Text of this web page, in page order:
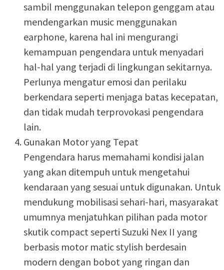
sambil menggunakan telepon genggam atau
mendengarkan music menggunakan
earphone, karena hal ini mengurangi
kemampuan pengendara untuk menyadari
hal-hal yang terjadi di lingkungan sekitarnya.
Perlunya mengatur emosi dan perilaku
berkendara seperti menjaga batas kecepatan,
dan tidak mudah terprovokasi pengendara
lain.
Gunakan Motor yang Tepat
Pengendara harus memahami kondisi jalan
yang akan ditempuh untuk mengetahui
kendaraan yang sesuai untuk digunakan. Untuk
mendukung mobilisasi sehari-hari, masyarakat
umumnya menjatuhkan pilihan pada motor
skutik compact seperti Suzuki Nex II yang
berbasis motor matic stylish berdesain
modern dengan bobot yang ringan dan